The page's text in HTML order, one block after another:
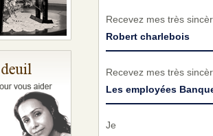
Recevez mes très
Robert charlebois
Recevez mes très
Les employées
Je